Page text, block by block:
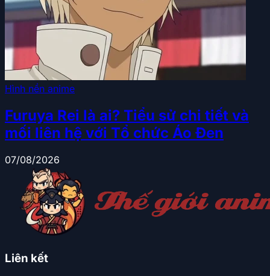
Hình nền anime
Furuya Rei là ai? Tiểu sử chi tiết và
mối liên hệ với Tổ chức Áo Đen
07/08/2026
Liên kết